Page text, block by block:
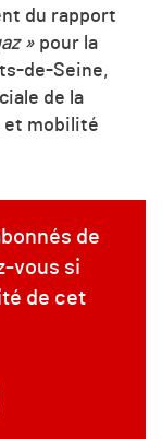
du rapport
» pour la
de-Seine,
de la
et mobilité
de
vous si
de cet